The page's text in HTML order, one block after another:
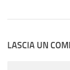
LASCIA UN